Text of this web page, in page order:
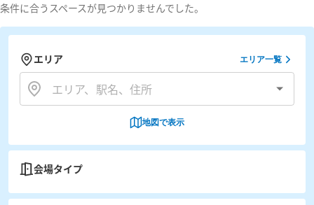
条件に合うスペースが見つかりませんでした。
エリア エリア一覧
地図で表示
会場タイプ